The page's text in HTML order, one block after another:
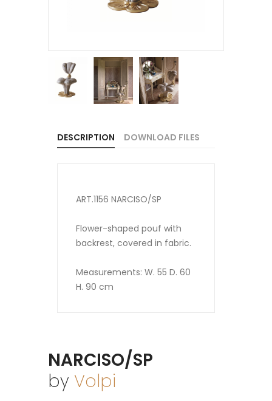
DESCRIPTION DOWNLOAD FILES
ART.1156 NARCISO/SP
Flower-shaped pouf with
backrest, covered in fabric.
Measurements: W. 55 D. 60
H. 90 cm
NARCISO/SP
by Volpi